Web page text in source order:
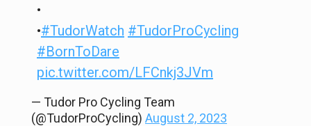
•
•#TudorWatch #TudorProCycling
#BornToDare
pic.twitter.com/LFCnkj3JVm
— Tudor Pro Cycling Team
(@TudorProCycling) August 2, 2023